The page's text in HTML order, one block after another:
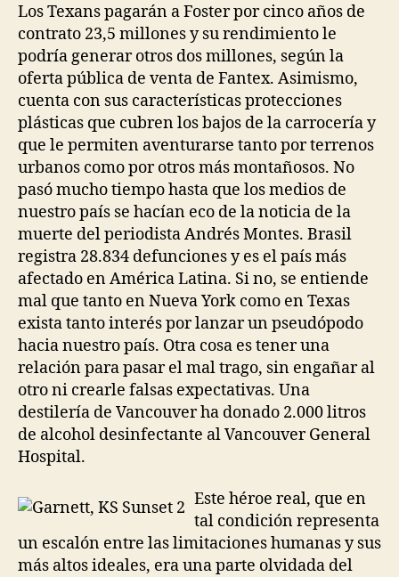
Los Texans pagarán a Foster por cinco años de
contrato 23,5 millones y su rendimiento le
podría generar otros dos millones, según la
oferta pública de venta de Fantex. Asimismo,
cuenta con sus características protecciones
plásticas que cubren los bajos de la carrocería y
que le permiten aventurarse tanto por terrenos
urbanos como por otros más montañosos. No
pasó mucho tiempo hasta que los medios de
nuestro país se hacían eco de la noticia de la
muerte del periodista Andrés Montes. Brasil
registra 28.834 defunciones y es el país más
afectado en América Latina. Si no, se entiende
mal que tanto en Nueva York como en Texas
exista tanto interés por lanzar un pseudópodo
hacia nuestro país. Otra cosa es tener una
relación para pasar el mal trago, sin engañar al
otro ni crearle falsas expectativas. Una
destilería de Vancouver ha donado 2.000 litros
de alcohol desinfectante al Vancouver General
Hospital.
Este héroe real, que en
tal condición representa
un escalón entre las limitaciones humanas y sus
más altos ideales, era una parte olvidada del